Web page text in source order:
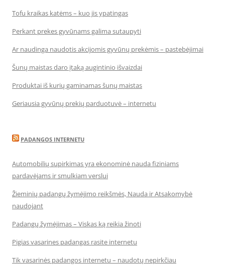
Tofu kraikas katėms – kuo jis ypatingas
Perkant prekes gyvūnams galima sutaupyti
Ar naudinga naudotis akcijomis gyvūnų prekėmis – pastebėjimai
Šunų maistas daro įtaką augintinio išvaizdai
Produktai iš kurių gaminamas šunų maistas
Geriausia gyvūnų prekių parduotuvė – internetu
PADANGOS INTERNETU
Automobilių supirkimas yra ekonominė nauda fiziniams
pardavėjams ir smulkiam verslui
Žieminių padangų žymėjimo reikšmės, Nauda ir Atsakomybė
naudojant
Padangų žymėjimas – Viskas ką reikia žinoti
Pigias vasarines padangas rasite internetu
Tik vasarinės padangos internetu – naudotų nepirkčiau